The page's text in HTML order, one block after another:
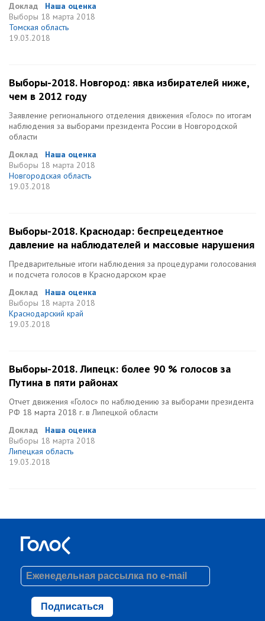
Доклад
Наша оценка
Выборы 18 марта 2018
Томская область
19.03.2018
Выборы-2018. Новгород: явка избирателей ниже,
чем в 2012 году
Заявление регионального отделения движения «Голос» по итогам
наблюдения за выборами президента России в Новгородской
области
Доклад
Наша оценка
Выборы 18 марта 2018
Новгородская область
19.03.2018
Выборы-2018. Краснодар: беспрецедентное
давление на наблюдателей и массовые нарушения
Предварительные итоги наблюдения за процедурами голосования
и подсчета голосов в Краснодарском крае
Доклад
Наша оценка
Выборы 18 марта 2018
Краснодарский край
19.03.2018
Выборы-2018. Липецк: более 90 % голосов за
Путина в пяти районах
Отчет движения «Голос» по наблюдению за выборами президента
РФ 18 марта 2018 г. в Липецкой области
Доклад
Наша оценка
Выборы 18 марта 2018
Липецкая область
19.03.2018
Подписаться